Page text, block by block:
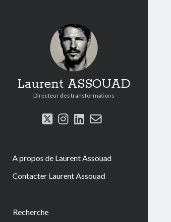
Laurent ASSOUAD
Directeur des transformations
twitter
instagram
linkedin
email-
A propos de Laurent Assouad
Contacter Laurent Assouad
Recherche